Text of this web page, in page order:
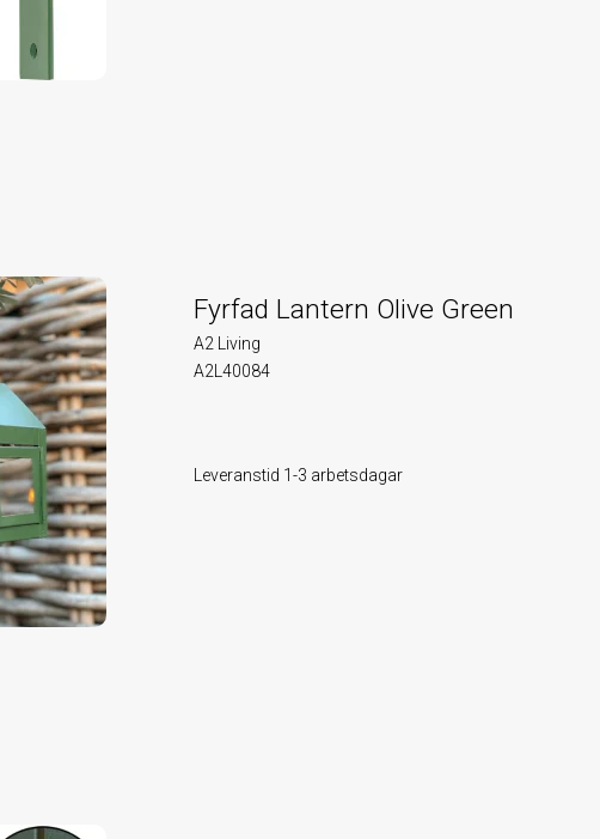
Fyrfad Lantern Olive Green
A2 Living
A2L40084
Leveranstid 1-3 arbetsdagar